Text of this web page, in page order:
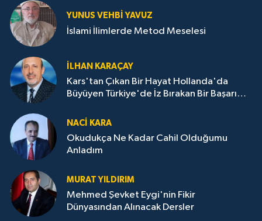
YUNUS VEHBI YAVUZ
İslami İlimlerde Metod Meselesi
İLHAN KARAÇAY
Kars'tan Çıkan Bir Hayat Hollanda'da
Büyüyen Türkiye'de İz Bırakan Bir Başarı
NACI KARA
Okudukça Ne Kadar Cahil Olduğumu
Anladım
MURAT YILDIRIM
Mehmed Şevket Eygi'nin Fikir
Dünyasından Alınacak Dersler